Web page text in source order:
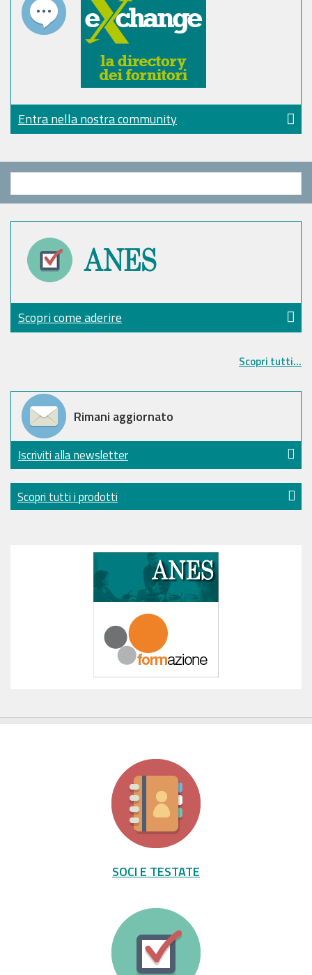
Entra nella nostra community
Scopri come aderire
Scopri tutti...
Rimani aggiornato
Iscriviti alla newsletter
Scopri tutti i prodotti
SOCI E TESTATE